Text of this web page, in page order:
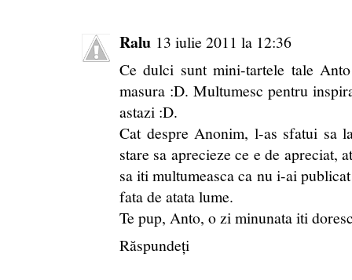
Ralu 13 iulie 2011 la 12:36
Ce dulci sunt mini-tartele tale
masura :D. Multumesc pentru
astazi :D.
Cat despre Anonim, l-as sfatui sa
stare sa aprecieze ce e de apreciat,
sa iti multumeasca ca nu i-ai
fata de atata lume.
Te pup, Anto, o zi minunata iti
Răspundeți